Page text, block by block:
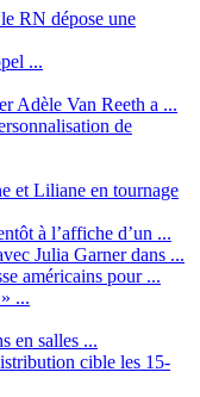
le RN dépose une
...
Adèle Van Reeth a ...
de
et Liliane en tournage
à l’affiche d’un ...
Julia Garner dans ...
américains pour ...
...
en salles ...
cible les 15-